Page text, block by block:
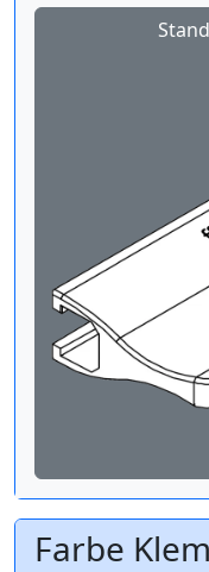
Farbe